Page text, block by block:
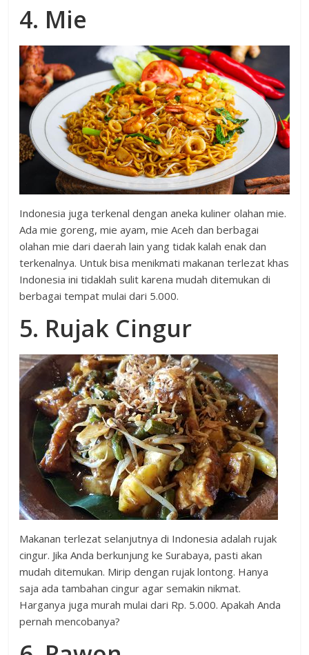
4. Mie
Indonesia juga terkenal dengan aneka kuliner olahan mie.
Ada mie goreng, mie ayam, mie Aceh dan berbagai
olahan mie dari daerah lain yang tidak kalah enak dan
terkenalnya. Untuk bisa menikmati makanan terlezat khas
Indonesia ini tidaklah sulit karena mudah ditemukan di
berbagai tempat mulai dari 5.000.
5. Rujak Cingur
Makanan terlezat selanjutnya di Indonesia adalah rujak
cingur. Jika Anda berkunjung ke Surabaya, pasti akan
mudah ditemukan. Mirip dengan rujak lontong. Hanya
saja ada tambahan cingur agar semakin nikmat.
Harganya juga murah mulai dari Rp. 5.000. Apakah Anda
pernah mencobanya?